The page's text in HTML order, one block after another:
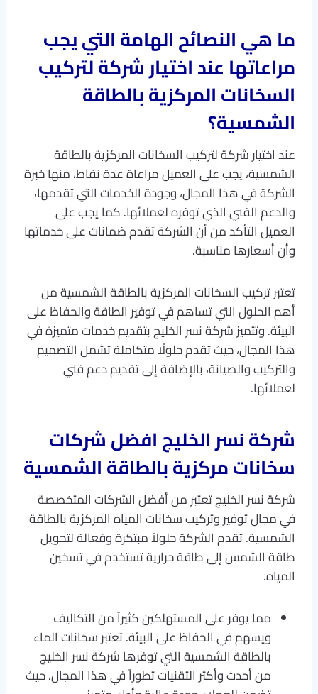
ما هي النصائح الهامة التي يجب
مراعاتها عند اختيار شركة لتركيب
السخانات المركزية بالطاقة
الشمسية؟
عند اختيار شركة لتركيب السخانات المركزية بالطاقة
الشمسية، يجب على العميل مراعاة عدة نقاط، منها خبرة
الشركة في هذا المجال، وجودة الخدمات التي تقدمها،
والدعم الفني الذي توفره لعملائها. كما يجب على
العميل التأكد من أن الشركة تقدم ضمانات على خدماتها
وأن أسعارها مناسبة.
تعتبر تركيب السخانات المركزية بالطاقة الشمسية من
أهم الحلول التي تساهم في توفير الطاقة والحفاظ على
البيئة. وتتميز شركة نسر الخليج بتقديم خدمات متميزة في
هذا المجال، حيث تقدم حلولًا متكاملة تشمل التصميم
والتركيب والصيانة، بالإضافة إلى تقديم دعم فني
لعملائها.
شركة نسر الخليج افضل شركات
سخانات مركزية بالطاقة الشمسية
شركة نسر الخليج تعتبر من أفضل الشركات المتخصصة
في مجال توفير وتركيب سخانات المياه المركزية بالطاقة
الشمسية. تقدم الشركة حلولاً مبتكرة وفعالة لتحويل
طاقة الشمس إلى طاقة حرارية تستخدم في تسخين
المياه.
مما يوفر على المستهلكين كثيراً من التكاليف
ويسهم في الحفاظ على البيئة. تعتبر سخانات الماء
بالطاقة الشمسية التي توفرها شركة نسر الخليج
من أحدث وأكثر التقنيات تطوراً في هذا المجال، حيث